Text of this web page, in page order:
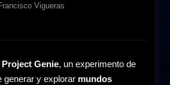
Vigueras
Project Genie, un experimento de
generar y explorar mundos